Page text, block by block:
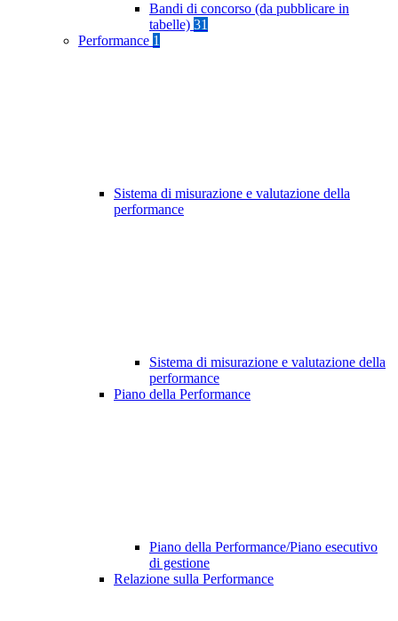
Bandi di concorso (da pubblicare in
tabelle) 31
Performance 1
Sistema di misurazione e valutazione della
performance
Sistema di misurazione e valutazione della
performance
Piano della Performance
Piano della Performance/Piano esecutivo
di gestione
Relazione sulla Performance